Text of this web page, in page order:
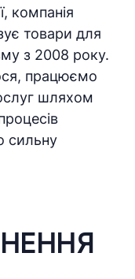
компанія
товари для
з 2008 року.
працюємо
шляхом
сильну